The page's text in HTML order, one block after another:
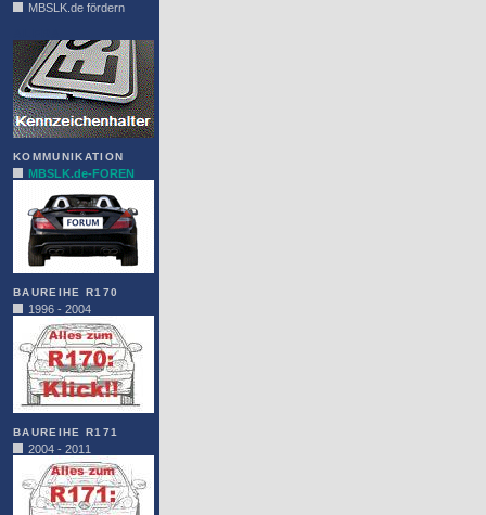
MBSLK.de fördern
KOMMUNIKATION
MBSLK.de-FOREN
BAUREIHE R170
1996 - 2004
BAUREIHE R171
2004 - 2011